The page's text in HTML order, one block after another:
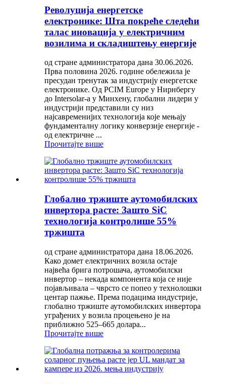
Револуција енергетске
електронике: Шта покреће следећи
талас иновација у електричним
возилима и складиштењу енергије
од стране администратора дана 30.06.2026.
Прва половина 2026. године обележила је
пресудан тренутак за индустрију енергетске
електронике. Од PCIM Europe у Нирнбергу
до Intersolar-а у Минхену, глобални лидери у
индустрији представили су низ
најсавременијих технологија које мењају
фундаменталну логику конверзије енергије -
од електричне ...
Прочитајте више
Глобално тржиште аутомобилских
инвертора расте: Зашто SiC
технологија контролише 55%
тржишта
од стране администратора дана 18.06.2026.
Како домет електричних возила остаје
највећа брига потрошача, аутомобилски
инвертор – некада компонента која се није
појављивала – чврсто се попео у технолошки
центар пажње. Према подацима индустрије,
глобално тржиште аутомобилских инвертора
уграђених у возила процењено је на
приближно 525–665 долара...
Прочитајте више